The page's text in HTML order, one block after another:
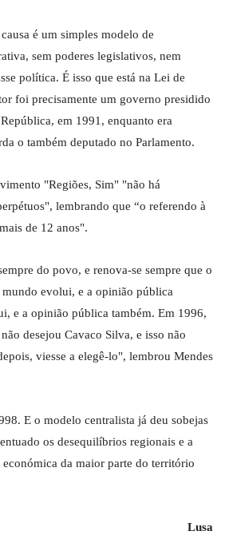
é um simples modelo de
sem poderes legislativos, nem
política. É isso que está na Lei de
foi precisamente um governo presidido
em 1991, enquanto era
o também deputado no Parlamento.
"Regiões, Sim" "não há
lembrando que “o referendo à
de 12 anos".
do povo, e renova-se sempre que o
evolui, e a opinião pública
e a opinião pública também. Em 1996,
desejou Cavaco Silva, e isso não
viesse a elegê-lo", lembrou Mendes
E o modelo centralista já deu sobejas
os desequilíbrios regionais e a
da maior parte do território
Lusa